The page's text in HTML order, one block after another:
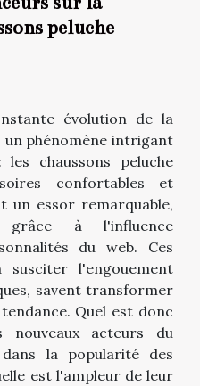
peluche
évolution de la
un phénomène intrigant
chaussons peluche
confortables et
un essor remarquable,
à l'influence
du web. Ces
susciter l'engouement
savent transformer
Quel est donc
acteurs du
la popularité des
est l'ampleur de leur